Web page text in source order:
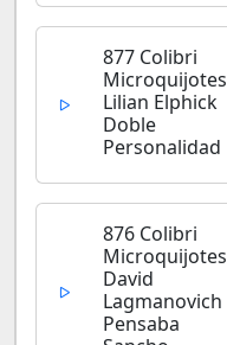
877 Colibri
Microquijotes
Lilian Elphick
Doble
Personalidad
876 Colibri
Microquijotes
David
Lagmanovich
Pensaba